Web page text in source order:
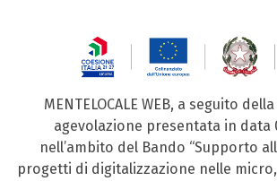
MENTELOCALE WEB, a seguito
agevolazione presentata in data
nell’ambito del Bando “Supporto
progetti di digitalizzazione nelle